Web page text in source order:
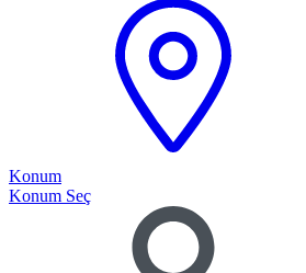
Konum
Konum Seç